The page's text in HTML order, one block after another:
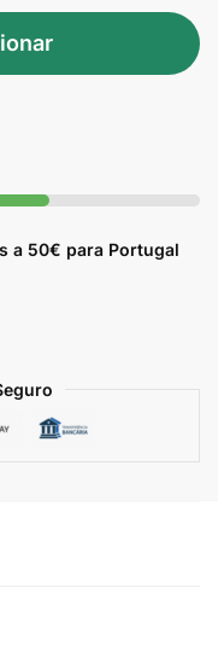
a 50€ para Portugal